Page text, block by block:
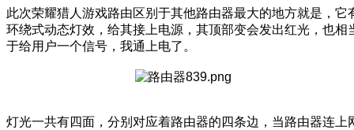
此次荣耀猎人游戏路由区别于其他路由器最大的地方就是，它
环绕式动态灯效，给其接上电源，其顶部变会发出红光，也相
于给用户一个信号，我通上电了。
灯光一共有四面，分别对应着路由器的四条边，当路由器连上